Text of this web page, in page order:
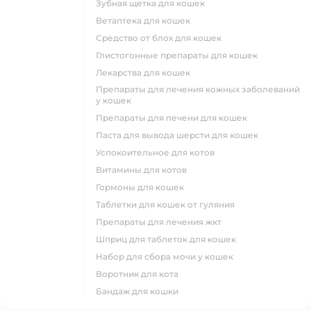
зубная щетка для кошек
ветаптека для кошек
средство от блох для кошек
глистогонные препараты для кошек
лекарства для кошек
препараты для лечения кожных заболеваний
у кошек
препараты для печени для кошек
паста для вывода шерсти для кошек
успокоительное для котов
витамины для котов
гормоны для кошек
таблетки для кошек от гуляния
препараты для лечения жкт
шприц для таблеток для кошек
набор для сбора мочи у кошек
воротник для кота
бандаж для кошки